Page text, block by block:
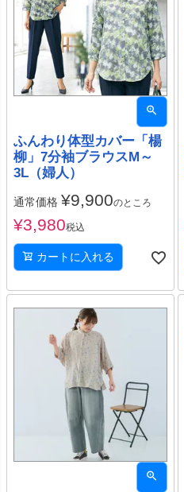
ふんわり体型カバー「楊
柳」7分袖ブラウスM～
3L（婦人）
通常価格 ¥9,900のところ
¥3,980税込
カートに入れる